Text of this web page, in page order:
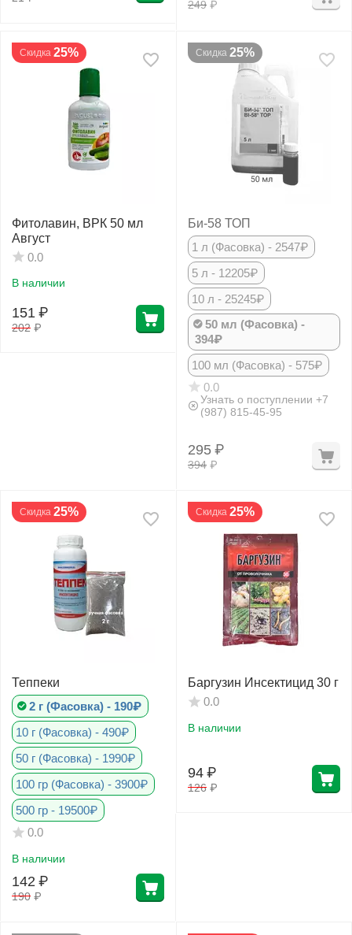
249 ₽
Скидка 25%
Фитолавин, ВРК 50 мл
Август
0.0
В наличии
202 ₽
151 ₽
Скидка 25%
Би-58 ТОП
1 л (Фасовка) - 2547₽
5 л - 12205₽
10 л - 25245₽
50 мл (Фасовка) -
394₽
100 мл (Фасовка) - 575₽
0.0
Узнать о поступлении +7
(987) 815-45-95
394 ₽
295 ₽
Скидка 25%
Теппеки
2 г (Фасовка) - 190₽
10 г (Фасовка) - 490₽
50 г (Фасовка) - 1990₽
100 гр (Фасовка) - 3900₽
500 гр - 19500₽
0.0
В наличии
190 ₽
142 ₽
Скидка 25%
Баргузин Инсектицид 30 г
0.0
В наличии
126 ₽
94 ₽